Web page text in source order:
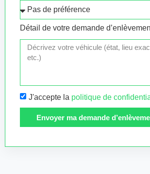
Détail de votre demande
J'accepte la politique de
Envoyer ma demande